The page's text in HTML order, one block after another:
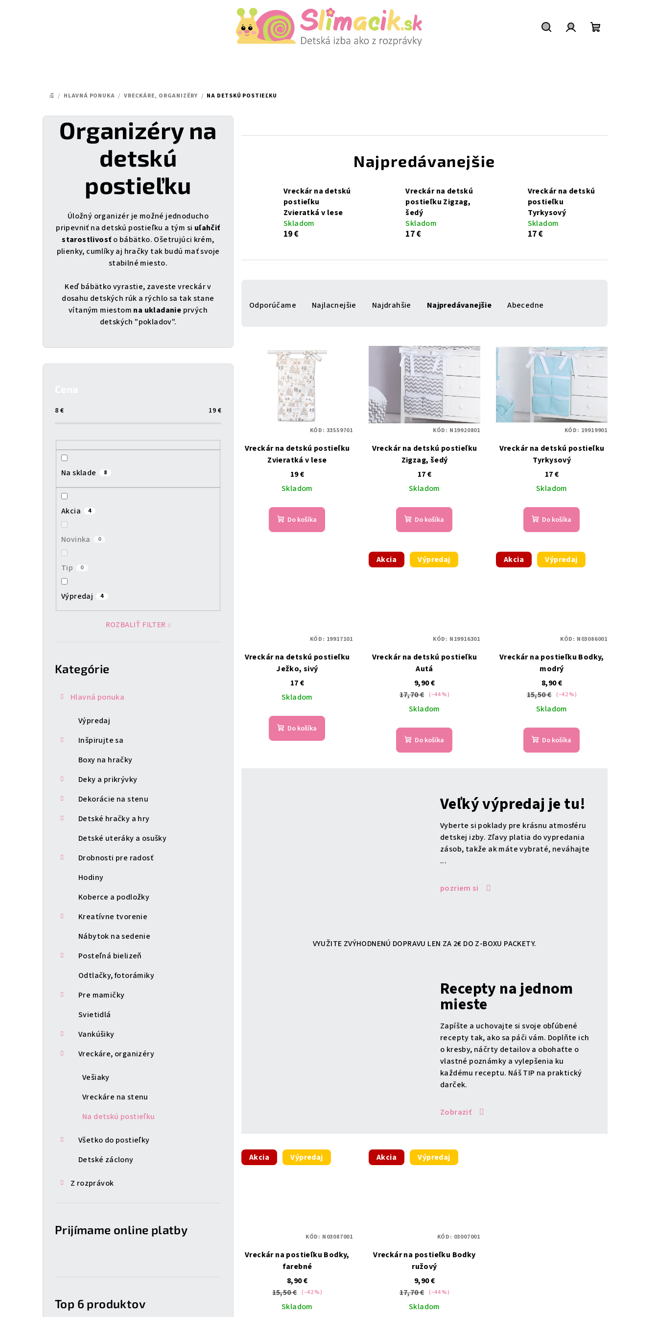
DOMOV
/ HLAVNÁ PONUKA / VRECKÁRE, ORGANIZÉRY / NA DETSKÚ POSTIEĽKU
Organizéry na
detskú
postieľku
Úložný organizér je možné jednoducho
pripevniť na detskú postieľku a tým si uľahčiť
starostlivosť o bábätko. Ošetrujúci krém,
plienky, cumlíky aj hračky tak budú mať svoje
stabilné miesto.
Keď bábätko vyrastie, zaveste vreckár v
dosahu detských rúk a rýchlo sa tak stane
vítaným miestom na ukladanie prvých
detských "pokladov".
B
8 € 19 €
Na sklade 8
Akcia 4
Novinka 0
Tip 0
Výpredaj 4
ROZBALIŤ FILTER
Kategórie
Hlavná ponuka
Výpredaj
Inšpirujte sa
Boxy na hračky
Deky a prikrývky
Dekorácie na stenu
Detské hračky a hry
Detské uteráky a osušky
Drobnosti pre radosť
Hodiny
Koberce a podložky
Kreatívne tvorenie
Nábytok na sedenie
Posteľná bielizeň
Odtlačky, fotorámiky
Pre mamičky
Svietidlá
Vankúšiky
Vreckáre, organizéry
Vešiaky
Vreckáre na stenu
Na detskú postieľku
Všetko do postieľky
Detské záclony
Z rozprávok
Prijímame online platby
Top 6 produktov
Najpredávanejšie
Vreckár na detskú
postieľku
Zvieratká v lese
Skladom
19 €
Vreckár na detskú
postieľku Zigzag,
šedý
Skladom
17 €
Vreckár na detskú
postieľku
Tyrkysový
Skladom
17 €
a
r
Odporúčame Najlacnejšie Najdrahšie Najpredávanejšie Abecedne
r
Vreckár na detskú postieľku
Zvieratká v lese
19 €
Skladom
Do košíka
KÓD: 33559701
Vreckár na detskú postieľku
Zigzag, šedý
17 €
Skladom
Do košíka
KÓD: N19920801
Vreckár na detskú postieľku
Tyrkysový
17 €
Skladom
Do košíka
KÓD: 19919901
Vreckár na detskú postieľku
Ježko, sivý
17 €
Skladom
Do košíka
KÓD: 19917101
Akcia Výpredaj
Vreckár na detskú postieľku
Autá
9,90 €
17,70 € (–44 %)
Skladom
Do košíka
KÓD: N19916301
Akcia Výpredaj
Vreckár na postieľku Bodky,
modrý
8,90 €
15,50 € (–42 %)
Skladom
Do košíka
KÓD: N03086001
Veľký výpredaj je tu!
Vyberte si poklady pre krásnu atmosféru
detskej izby. Zľavy platia do vypredania
zásob, takže ak máte vybraté, neváhajte
...
pozriem si
VYUŽITE ZVÝHODNENÚ DOPRAVU LEN ZA 2€ DO Z-BOXU PACKETY.
Recepty na jednom
mieste
Zapíšte a uchovajte si svoje obľúbené
recepty tak, ako sa páči vám. Doplňte ich
o kresby, náčrty detailov a obohaťte o
vlastné poznámky a vylepšenia ku
každému receptu. Náš TIP na praktický
darček.
Zobraziť
Akcia Výpredaj
Vreckár na postieľku Bodky,
farebné
8,90 €
15,50 € (–42 %)
Skladom
KÓD: N03087001
Akcia Výpredaj
Vreckár na postieľku Bodky
ružový
9,90 €
17,70 € (–44 %)
Skladom
KÓD: 03007001